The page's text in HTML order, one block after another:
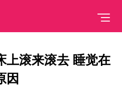
上滚来滚去 睡觉在
因